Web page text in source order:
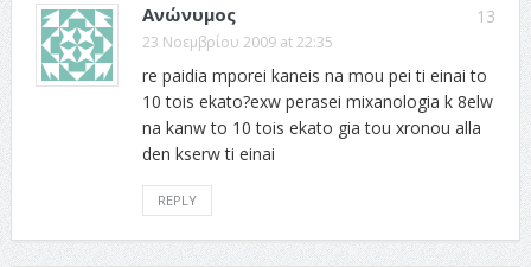
13
Ανώνυμος
23 Νοεμβρίου 2009 at 22:35
re paidia mporei kaneis na mou pei ti einai to
10 tois ekato?exw perasei mixanologia k 8elw
na kanw to 10 tois ekato gia tou xronou alla
den kserw ti einai
REPLY